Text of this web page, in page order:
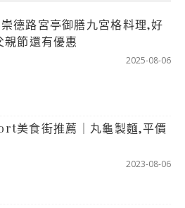
德路宮亭御膳九宮格料理,好
親節還有優惠
2025-08-06
美食街推薦｜丸龜製麵,平價
2023-08-06